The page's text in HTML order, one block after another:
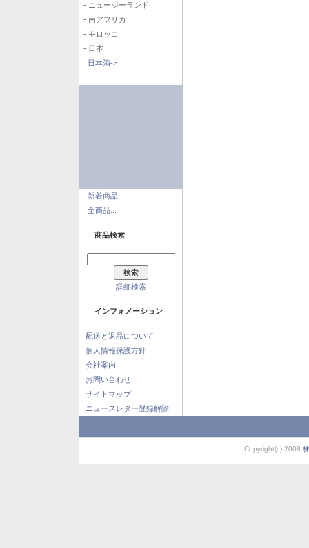
- ニュージーランド
- 南アフリカ
- モロッコ
- 日本
日本酒->
新着商品...
全商品...
商品検索
詳細検索
インフォメーション
配送と返品について
個人情報保護方針
会社案内
お問い合わせ
サイトマップ
ニュースレター登録解除
Copyright(c) 2008